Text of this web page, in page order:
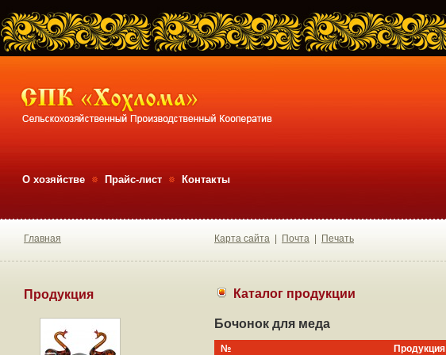
О хозяйстве Прайс-лист Контакты
Главная
Продукция
Карта сайта Почта Печать
Каталог продукции
Бочонок для меда
№ Продукция